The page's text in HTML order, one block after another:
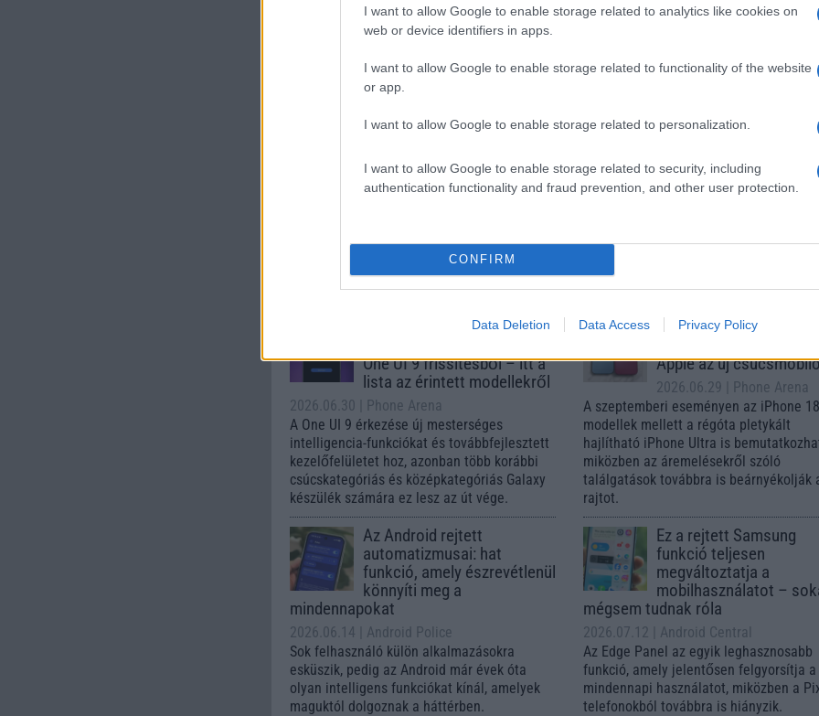
I want to allow Google to enable storage related to analytics like cookies on
web or device identifiers in apps.
I want to allow Google to enable storage related to functionality of the website
or app.
I want to allow Google to enable storage related to personalization.
I want to allow Google to enable storage related to security, including
authentication functionality and fraud prevention, and other user protection.
CONFIRM
Data Deletion Data Access Privacy Policy
Xiaomi 15 Xiaomi 15T Pro Samsung Galaxy S26
Számos népszerű Samsung
One UI 9 frissítésből – itt a
lista az érintett modellekről
2026.06.30
| Phone Arena
A One UI 9 érkezése új mesterséges
intelligencia-funkciókat és továbbfejlesztett
kezelőfelületet hoz, azonban több korábbi
csúcskategóriás és középkategóriás Galaxy
készülék számára ez lesz az út vége.
iPhone 18 bemutató
Apple az új
2026.06.29
| Phone Arena
A szeptemberi eseményen az iPhone
modellek mellett a régóta pletykált
hajlítható iPhone Ultra is
miközben az áremelésekről szóló
találgatások továbbra is beárnyékolják
rajtot.
Az Android rejtett
automatizmusai: hat
funkció, amely észrevétlenül
könnyíti meg a
mindennapokat
2026.06.14
| Android Police
Sok felhasználó külön alkalmazásokra
esküszik, pedig az Android már évek óta
olyan intelligens funkciókat kínál, amelyek
maguktól dolgoznak a háttérben.
Ez a rejtett Samsung
funkció teljesen
megváltoztatja a
mobilhasználatot –
mégsem tudnak róla
2026.07.12
| Android Central
Az Edge Panel az egyik leghasznosabb
funkció, amely jelentősen felgyorsítja a
mindennapi használatot, miközben a
telefonokból továbbra is hiányzik.